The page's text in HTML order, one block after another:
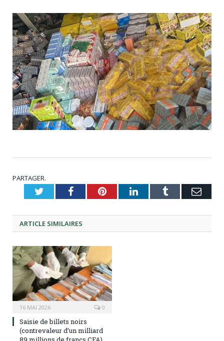
PARTAGER.
TwitterFacebookPinterestLinkedInTumblr
ARTICLE SIMILAIRES
16 MAI 2026 0
Saisie de billets noirs
(contrevaleur d’un milliard